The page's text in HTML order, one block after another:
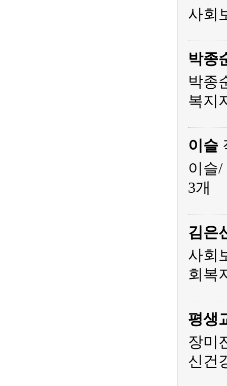
사회
박종
박종
복지
이슬
이슬
3개
김은
사회
회복
평생
장미
신건